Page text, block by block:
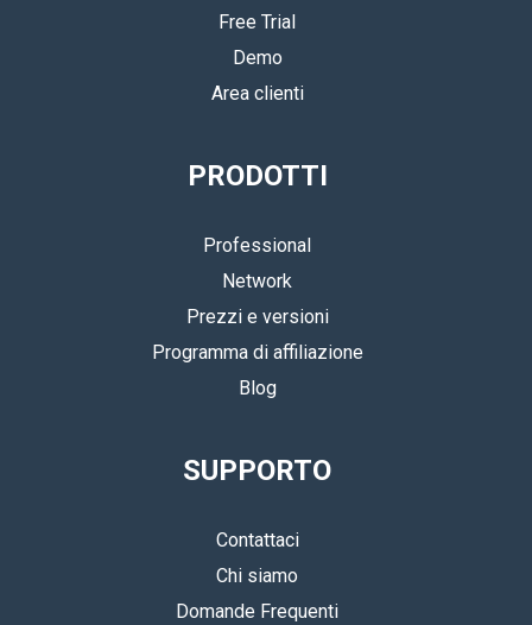
Free Trial
Demo
Area clienti
PRODOTTI
Professional
Network
Prezzi e versioni
Programma di affiliazione
Blog
SUPPORTO
Contattaci
Chi siamo
Domande Frequenti